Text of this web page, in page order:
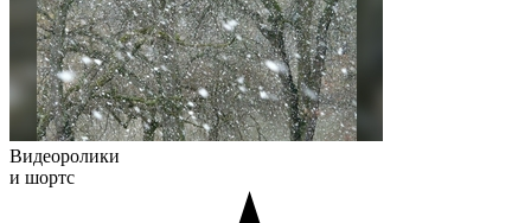
Видеоролики
и шортс